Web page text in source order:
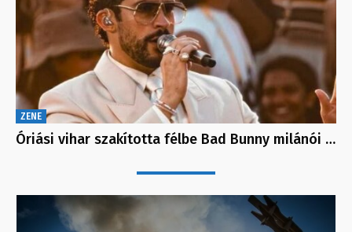
ZENE
Óriási vihar szakította félbe Bad Bunny milánói …